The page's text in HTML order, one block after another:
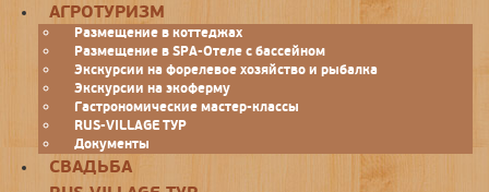
АГРОТУРИЗМ
Размещение в коттеджах
Размещение в SPA-Отеле с бассейном
Экскурсии на форелевое хозяйство и рыбалка
Экскурсии на экоферму
Гастрономические мастер-классы
RUS-VILLAGE ТУР
Документы
СВАДЬБА